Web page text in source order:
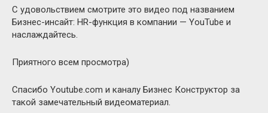
С удовольствием смотрите это видео под названием
Бизнес-инсайт: HR-функция в компании — YouTube и
наслаждайтесь.
Приятного всем просмотра)
Спасибо Youtube.com и каналу Бизнес Конструктор за
такой замечательный видеоматериал.